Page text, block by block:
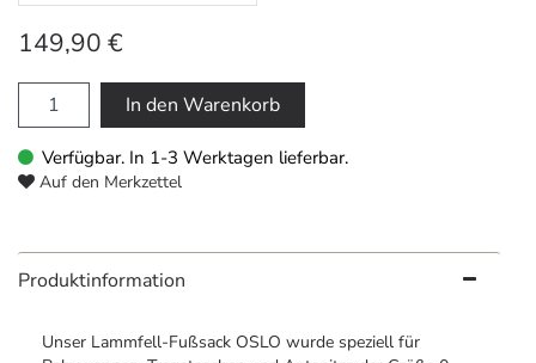
149,90 €
In den Warenkorb
Verfügbar. In 1-3 Werktagen lieferbar.
Auf den Merkzettel
Produktinformation
Unser Lammfell-Fußsack OSLO wurde speziell für